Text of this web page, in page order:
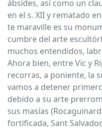
ábsides, así como un
en el s. XII y rematado
te maraville es su
cumbre del arte
muchos entendidos,
Ahora bien, entre Vic y
recorras, a poniente, la
vamos a detener
debido a su arte
sus masías
fortificada, Sant